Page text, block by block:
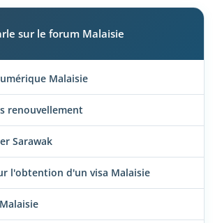
sur le forum Malaisie
Malaisie
renouvellement
Sarawak
l'obtention d'un visa Malaisie